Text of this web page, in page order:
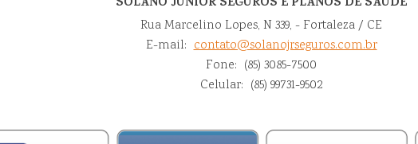
Rua Marcelino Lopes, N 339, - Fortaleza / CE
E-mail: contato@solanojrseguros.com.br
Fone: (85) 3085-7500
Celular: (85) 99731-9502